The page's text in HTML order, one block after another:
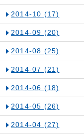
2014-10 (17)
2014-09 (20)
2014-08 (25)
2014-07 (21)
2014-06 (18)
2014-05 (26)
2014-04 (27)